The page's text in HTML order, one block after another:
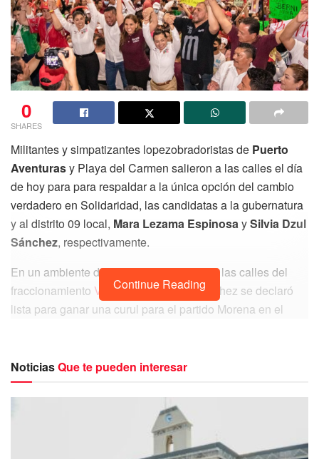
0
SHARES
Militantes y simpatizantes lopezobradoristas de Puerto
Aventurasy Playa del Carmen salieron a las calles el día
de hoy para para respaldar a la única opción del cambio
verdadero en Solidaridad, las candidatas a la gubernatura
y al distrito 09 local, Mara Lezama EspinosaySilvia Dzul
Sánchez, respectivamente.
En un ambiente de unidad y algarabía en las calles del
fraccionamiento Villas del Sol , Dzul Sánchez se declaró
lista para ganar una curul para el partido Morena en el
conforman su distrito.
Agregó que su objetivo es hacer del Distrito 9 una tierra en
la que, nuevamente, “los sueños se puedan alcanzar”.
“Aquí, quien quiere salir adelante, tiene la oportunidad de
Continue Reading
NoticiasQue te pueden interesar